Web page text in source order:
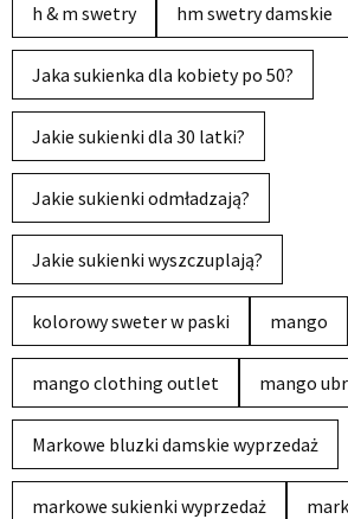
h & m swetry hm swetry damskie
Jaka sukienka dla kobiety po 50?
Jakie sukienki dla 30 latki?
Jakie sukienki odmładzają?
Jakie sukienki wyszczuplają?
kolorowy sweter w paski mango
mango clothing outlet mango
Markowe bluzki damskie wyprzedaż
markowe sukienki wyprzedaż